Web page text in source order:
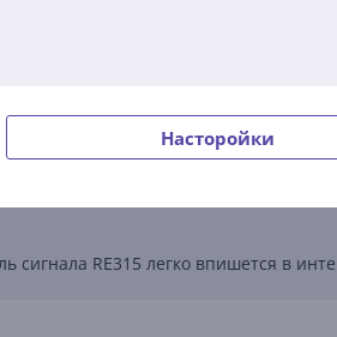
Насторойки
RE315 в качестве точки
или игровые консоли. Это
кнопку WPS на своем роутере,
через приложение TP-Link
сигнала RE315 легко впишется в